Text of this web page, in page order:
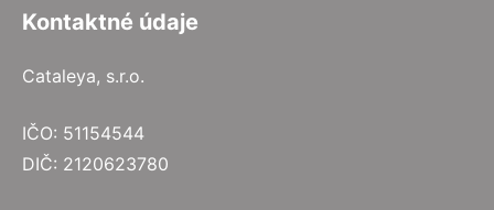
Kontaktné údaje
Cataleya, s.r.o.
IČO: 51154544
DIČ: 2120623780